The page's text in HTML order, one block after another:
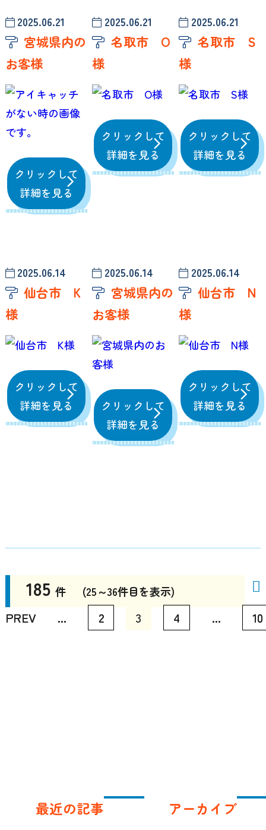
2025.06.21
宮城県内の
お客様
クリックして
詳細を見る
2025.06.21
名取市 O
様
クリックして
詳細を見る
2025.06.21
名取市 S
様
クリックして
詳細を見る
2025.06.14
仙台市 K
様
クリックして
詳細を見る
2025.06.14
宮城県内の
お客様
クリックして
詳細を見る
2025.06.14
仙台市 N
様
クリックして
詳細を見る
185 件 (25～36件目を表示)
PREV ... 2 3 4 ... 10
185 件 (25～36件目を表示)
PREV ... 2 3 4 ... 10
最近の記事 アーカイブ